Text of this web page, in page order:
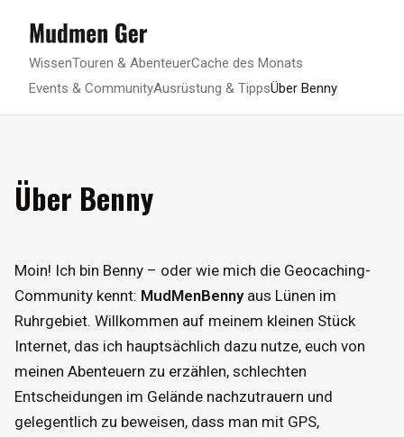
WissenTouren & AbenteuerCache des Monats
Events & CommunityAusrüstung & TippsÜber Benny
Über Benny
Moin! Ich bin Benny – oder wie mich die Geocaching-
Community kennt: MudMenBennyaus Lünen im
Ruhrgebiet. Willkommen auf meinem kleinen Stück
Internet, das ich hauptsächlich dazu nutze, euch von
meinen Abenteuern zu erzählen, schlechten
Entscheidungen im Gelände nachzutrauern und
gelegentlich zu beweisen, dass man mit GPS,